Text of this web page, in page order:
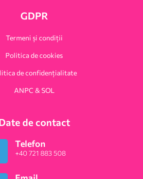
GDPR
Termeni și condiții
Politica de cookies
de confidențialitate
ANPC & SOL
de contact
Telefon
+40 721 883 508